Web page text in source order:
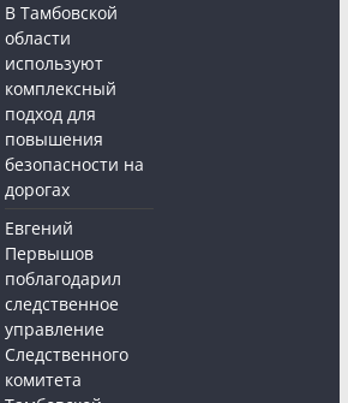
В Тамбовской
области
используют
комплексный
подход для
повышения
безопасности на
дорогах
Евгений
Первышов
поблагодарил
следственное
управление
Следственного
комитета